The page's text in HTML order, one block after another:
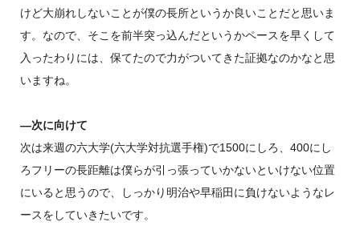
けど大崩れしないことが僕の長所というか良いことだと思いま
す。なので、そこを前半突っ込んだというかペースを早くして
入ったわりには、保てたので力がついてきた証拠なのかなと思
いますね。
―次に向けて
次は来週の六大学(六大学対抗選手権)で1500にしろ、400にし
ろフリーの長距離は僕らが引っ張っていかないといけない位置
にいると思うので、しっかり明治や早稲田に負けないようなレ
ースをしていきたいです。